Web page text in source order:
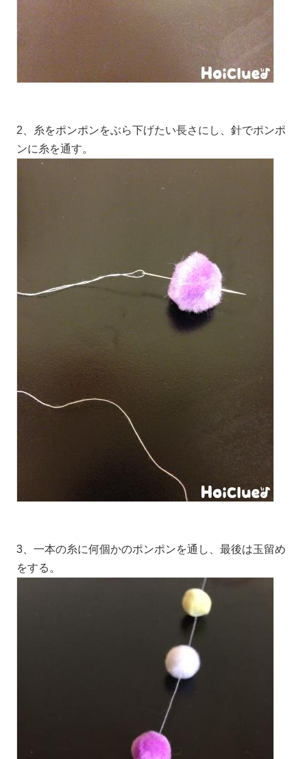
2、糸をポンポンをぶら下げたい長さにし、針でポンポ
ンに糸を通す。
3、一本の糸に何個かのポンポンを通し、最後は玉留め
をする。